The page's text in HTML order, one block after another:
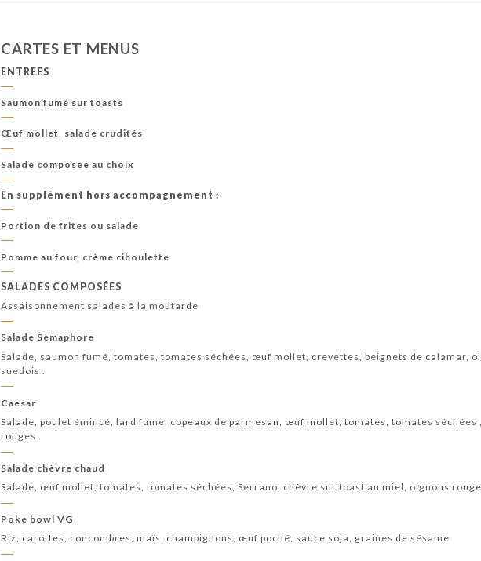
CARTES ET MENUS
ENTREES
Saumon fumé sur toasts
Œuf mollet, salade crudités
Salade composée au choix
En supplément hors accompagnement :
Portion de frites ou salade
Pomme au four, crème ciboulette
SALADES COMPOSÉES
Assaisonnement salades à la moutarde
Salade Semaphore
Salade, saumon fumé, tomates, tomates séchées, œuf mollet, crevettes, beignets de calamar,
suédois .
Caesar
Salade, poulet émincé, lard fumé, copeaux de parmesan, œuf mollet, tomates, tomates séchées
rouges.
Salade chèvre chaud
Salade, œuf mollet, tomates, tomates séchées, Serrano, chèvre sur toast au miel, oignons
Poke bowl VG
Riz, carottes, concombres, maïs, champignons, œuf poché, sauce soja, graines de sésame